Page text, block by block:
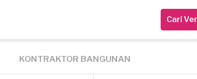
Cari
KONTRAKTOR BANGUNAN